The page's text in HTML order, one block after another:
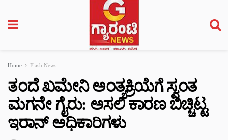
Home Flash News
ತಂದೆ ಖಮೇನಿ ಅಂತ್ಯಕ್ರಿಯೆಗೆ ಸ್ವಂತ
ಮಗನೇ ಗೈರು: ಅಸಲಿ ಕಾರಣ ಬಿಚ್ಚಿಟ್ಟ
ಇರಾನ್‌ ಅಧಿಕಾರಿಗಳು